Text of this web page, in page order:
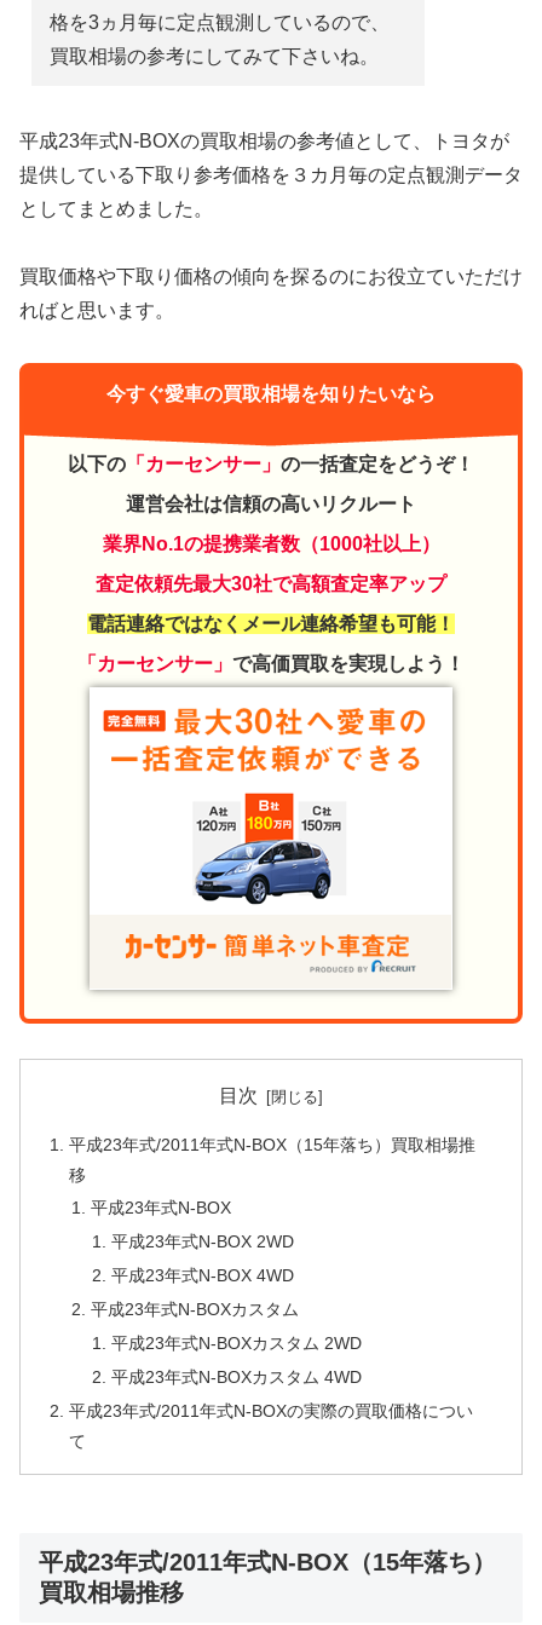
格を3ヵ月毎に定点観測しているので、
買取相場の参考にしてみて下さいね。
平成23年式N-BOXの買取相場の参考値として、トヨタが
提供している下取り参考価格を３カ月毎の定点観測データ
としてまとめました。
買取価格や下取り価格の傾向を探るのにお役立ていただけ
ればと思います。
今すぐ愛車の買取相場を知りたいなら
以下の 「カーセンサー」 の一括査定をどうぞ！
運営会社は信頼の高いリクルート
業界No.1の提携業者数（1000社以上）
査定依頼先最大30社で高額査定率アップ
電話連絡ではなくメール連絡希望も可能！
「カーセンサー」 で高価買取を実現しよう！
目次
平成23年式/2011年式N-BOX（15年落ち）買取相場推
移
平成23年式N-BOX
平成23年式N-BOX 2WD
平成23年式N-BOX 4WD
平成23年式N-BOXカスタム
平成23年式N-BOXカスタム 2WD
平成23年式N-BOXカスタム 4WD
平成23年式/2011年式N-BOXの実際の買取価格につい
て
平成23年式/2011年式N-BOX（15年落ち）
買取相場推移